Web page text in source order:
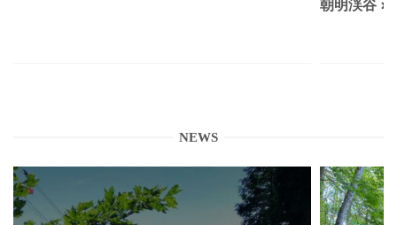
朝明渓谷 ×
NEWS